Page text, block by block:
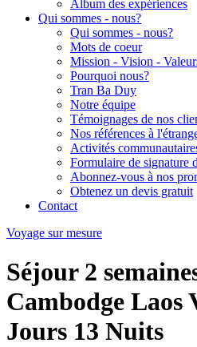
Album des expériences
Qui sommes - nous?
Qui sommes - nous?
Mots de coeur
Mission - Vision -
Pourquoi nous?
Tran Ba Duy
Notre équipe
Témoignages de nos
Nos références à
Activités
Formulaire de signature
Abonnez-vous à nos
Obtenez un devis gratuit
Contact
Voyage sur mesure
Séjour 2
Cambodge Laos
Jours 13 Nuits